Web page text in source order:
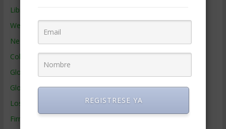
Libros de Gerencia
Webs de Gerencia
Negocios por País
Colaboradores de Gerencia
Glosario
Glosario Inglés – Español
Los mejores MBA
Firmas de Gerencia
REGISTRESE YA